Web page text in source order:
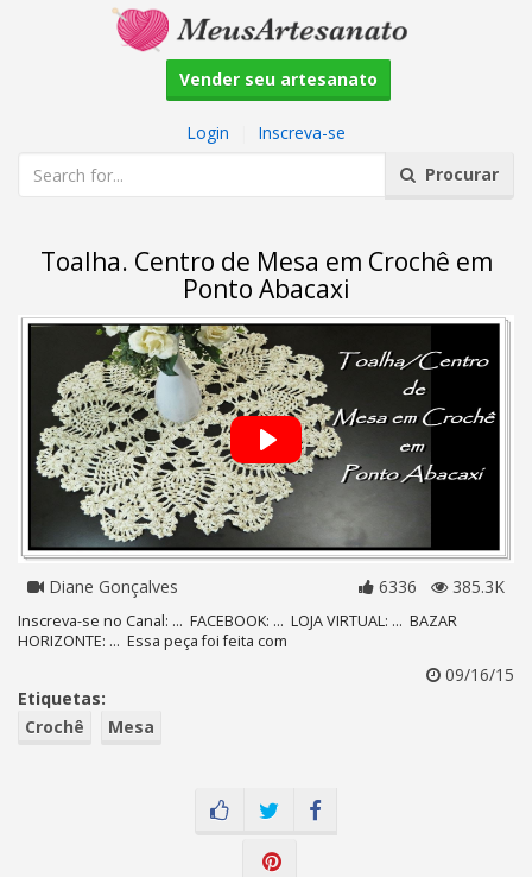
Vender seu artesanato
Login
Inscreva-se
Procurar
Toalha. Centro de Mesa em Crochê em
Ponto Abacaxi
Diane Gonçalves 6336 385.3K
Inscreva-se no Canal: ... FACEBOOK: ... LOJA VIRTUAL: ... BAZAR
HORIZONTE: ... Essa peça foi feita com
09/16/15
Etiquetas:
Crochê
Mesa